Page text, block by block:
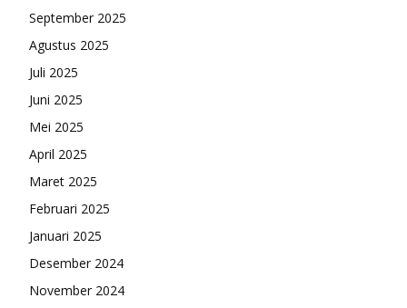
September 2025
Agustus 2025
Juli 2025
Juni 2025
Mei 2025
April 2025
Maret 2025
Februari 2025
Januari 2025
Desember 2024
November 2024